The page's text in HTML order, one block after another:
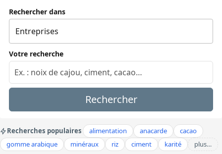
Rechercher dans
Votre recherche
Rechercher
Recherches populaires alimentation anacarde
cacao
gomme arabique
minéraux riz ciment karité plus…